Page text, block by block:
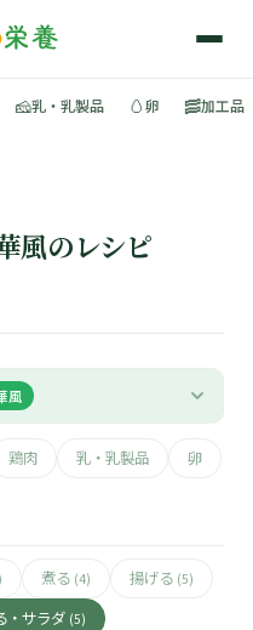
🧀乳・乳製品 🥚卵 🥓加工品
風のレシピ
風
鶏肉 乳・乳製品
卵
煮る (4) 揚げる (5)
・サラダ (5)